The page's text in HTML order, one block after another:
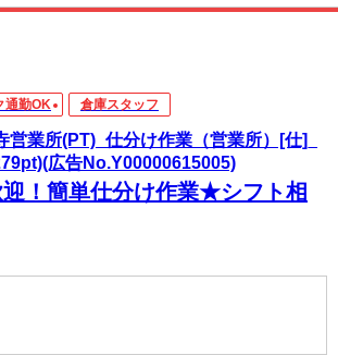
通勤OK 倉庫スタッフ
営業所(PT)_仕分け作業（営業所）[仕]_
広告No.Y00000615005)
迎！簡単仕分け作業★シフト相